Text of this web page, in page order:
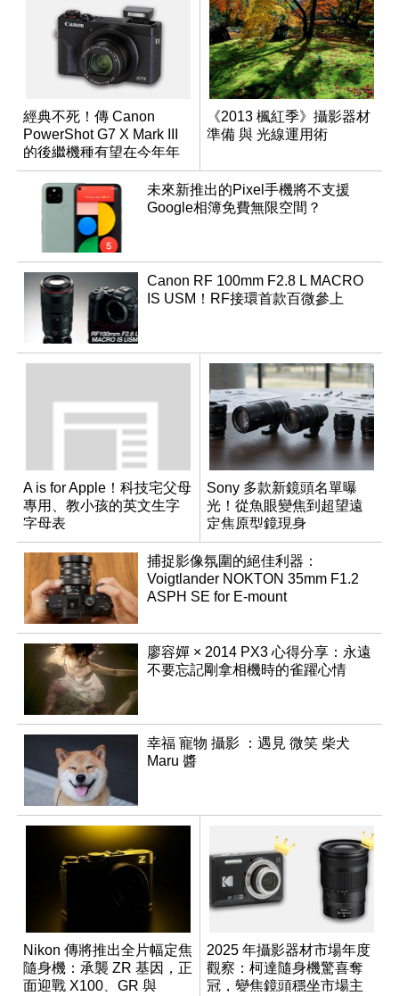
經典不死！傳 Canon
PowerShot G7 X Mark III
的後繼機種有望在今年年
底前推出？
《2013 楓紅季》攝影器材
準備 與 光線運用術
未來新推出的Pixel手機將不支援
Google相簿免費無限空間？
Canon RF 100mm F2.8 L MACRO
IS USM！RF接環首款百微參上
A is for Apple！科技宅父母
專用、教小孩的英文生字
字母表
Sony 多款新鏡頭名單曝
光！從魚眼變焦到超望遠
定焦原型鏡現身
捕捉影像氛圍的絕佳利器：
Voigtlander NOKTON 35mm F1.2
ASPH SE for E-mount
廖容嬋 × 2014 PX3 心得分享：永遠
不要忘記剛拿相機時的雀躍心情
幸福 寵物 攝影 ：遇見 微笑 柴犬
Maru 醬
Nikon 傳將推出全片幅定焦
隨身機：承襲 ZR 基因，正
面迎戰 X100、GR 與
2025 年攝影器材市場年度
觀察：柯達隨身機驚喜奪
冠，變焦鏡頭穩坐市場主